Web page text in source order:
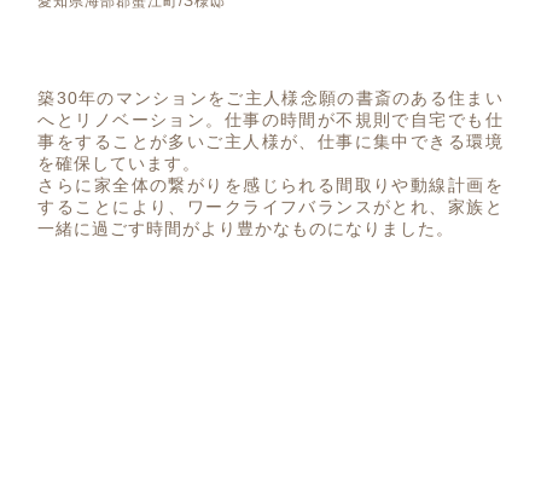
築30年のマンションをご主人様念願の書斎のある住まい
へとリノベーション。仕事の時間が不規則で自宅でも仕
事をすることが多いご主人様が、仕事に集中できる環境
を確保しています。
さらに家全体の繋がりを感じられる間取りや動線計画を
することにより、ワークライフバランスがとれ、家族と
一緒に過ごす時間がより豊かなものになりました。